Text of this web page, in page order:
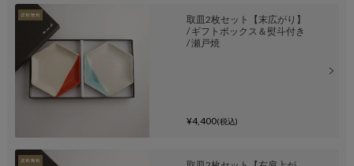
取皿2枚セット【末広がり】
/ ギフトボックス＆熨斗付き
/ 瀬戸焼
¥4,400(税込)